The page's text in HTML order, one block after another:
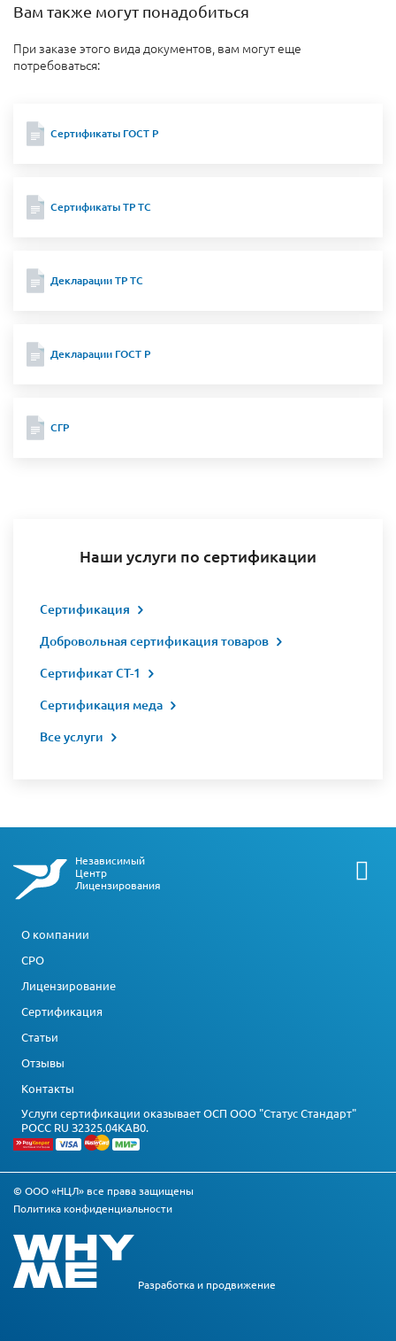
Вам также могут понадобиться
При заказе этого вида документов, вам могут еще
потребоваться:
Сертификаты ГОСТ Р
Сертификаты ТР ТС
Декларации ТР ТС
Декларации ГОСТ Р
СГР
Наши услуги по сертификации
Сертификация
Добровольная сертификация товаров
Сертификат СТ-1
Сертификация меда
Все услуги
Независимый
Центр
Лицензирования
О компании
СРО
Лицензирование
Сертификация
Статьи
Отзывы
Контакты
Услуги сертификации оказывает ОСП ООО "Статус Стандарт"
РОСС RU З2325.04КАВ0.
© ООО «НЦЛ» все права защищены
Политика конфиденциальности
Разработка и продвижение